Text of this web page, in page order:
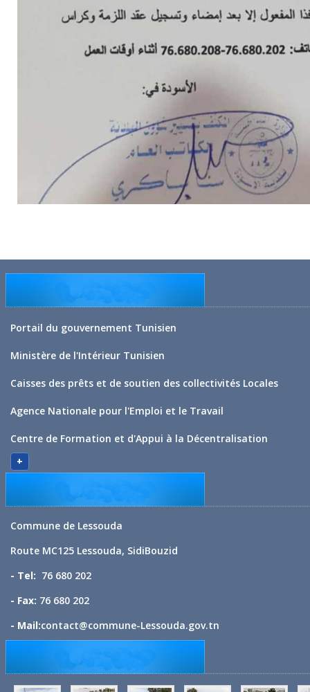
Portail du gouvernement Tunisien
Ministère de l'Intérieur Tunisien
Caisses des prêts et de soutien des collectivités Locales
Agence Nationale pour l'Emploi et le Travail
Centre de Formation et d'Appui à la Décentralisation
+
Commune de Lessouda
Route MC125 Lessouda, SidiBouzid
- Tel: 76 680 202
- Fax: 76 680 202
- Mail:contact@commune-Lessouda.gov.tn